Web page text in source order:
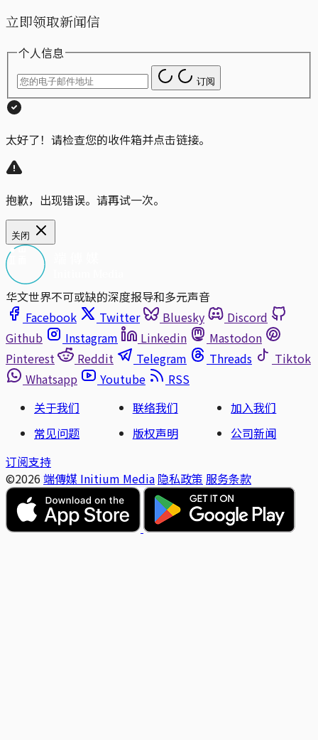
立即领取新闻信
个人信息
订阅
太好了！请检查您的收件箱并点击链接。
抱歉，出现错误。请再试一次。
关闭
华文世界不可或缺的深度报导和多元声音
Facebook
Twitter Bluesky
Discord
Github
Instagram Linkedin
Mastodon
Pinterest
Reddit Telegram Threads
Tiktok
Whatsapp
Youtube
RSS
关于我们
联络我们
加入我们
常见问题
版权声明
公司新闻
订阅支持
©2026 端傳媒 Initium Media 隐私政策 服务条款